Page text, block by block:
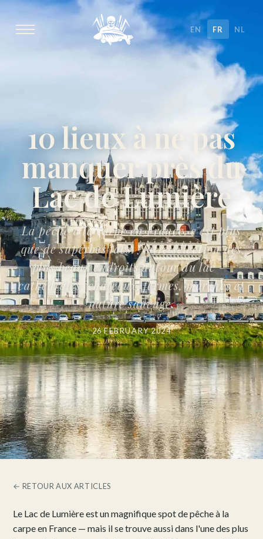
EN FR NL
10 lieux à ne pas
manquer près du
Lac de Lumière
La pêche à la carpe en France, c'est plus
que de superbes lacs. Notre sélection des
plus beaux endroits autour du lac —
cathédrales, châteaux, fermes, marchés et
nature sauvage.
26 FEBRUARY 2024
← RETOUR AUX ARTICLES
Le Lac de Lumière est un magnifique spot de pêche à la
carpe en France — mais il se trouve aussi dans l'une des plus